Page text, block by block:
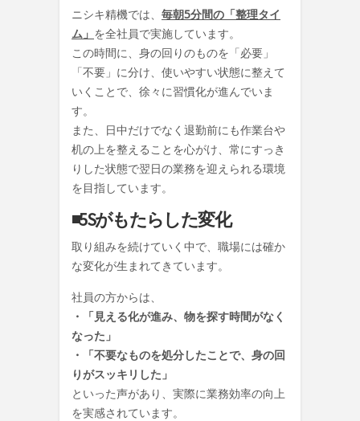
ニシキ精機では、 毎朝5分間の「整理タイ
ム」 を全社員で実施しています。
この時間に、身の回りのものを「必要」
「不要」に分け、使いやすい状態に整えて
いくことで、徐々に習慣化が進んでいま
す。
また、日中だけでなく 退勤前にも作業台や
机の上を整えることを心がけ、常にすっき
りした状態で翌日の業務を迎えられる環境
を目指しています。
◾️5Sがもたらした変化
取り組みを続けていく中で、職場には確か
な変化が生まれてきています。
社員の方からは、
・「見える化が進み、物を探す時間がなく
なった」
・「不要なものを処分したことで、身の回
りがスッキリした」
といった声があり、実際に業務効率の向上
を実感されています。